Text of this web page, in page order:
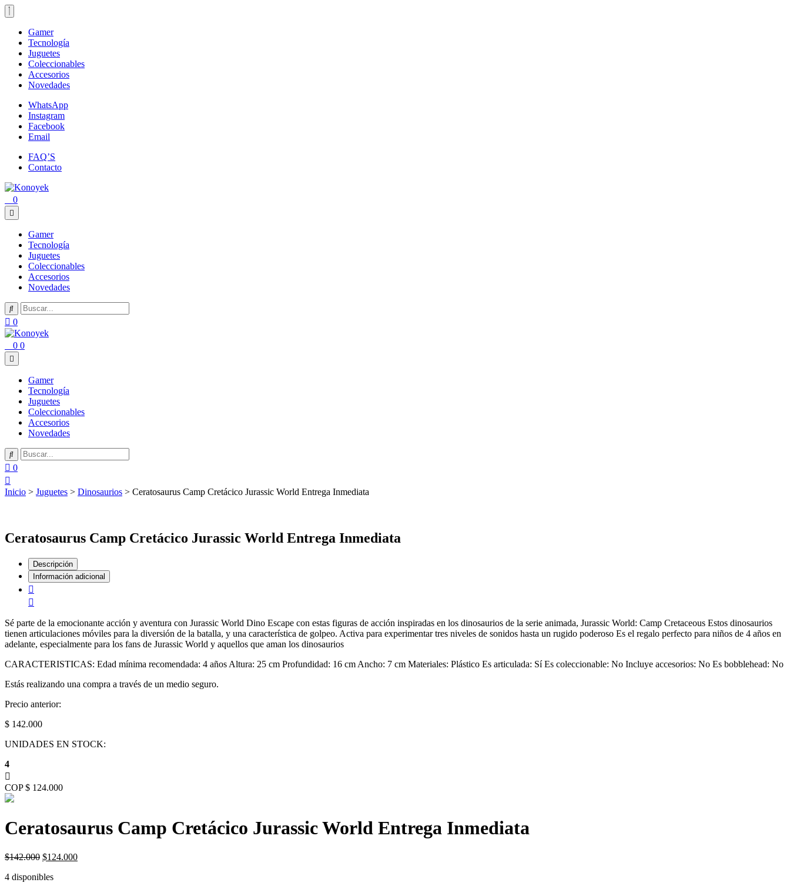
Loading...
Gamer
Tecnología
Juguetes
Coleccionables
Accesorios
Novedades
WhatsApp
Instagram
Facebook
Email
FAQ’S
Contacto
0
Gamer
Tecnología
Juguetes
Coleccionables
Accesorios
Novedades
0
0 0
Gamer
Tecnología
Juguetes
Coleccionables
Accesorios
Novedades
0
Inicio > Juguetes > Dinosaurios > Ceratosaurus Camp Cretácico Jurassic World Entrega Inmediata
Ceratosaurus Camp Cretácico Jurassic World Entrega Inmediata
Descripción
Información adicional
Sé parte de la emocionante acción y aventura con Jurassic World Dino Escape con estas figuras de acción inspiradas en los dinosaurios de la serie animada, Jurassic World: Camp Cretaceous Estos dinosaurios
tienen articulaciones móviles para la diversión de la batalla, y una característica de golpeo. Activa para experimentar tres niveles de sonidos hasta un rugido poderoso Es el regalo perfecto para niños de 4 años en
adelante, especialmente para los fans de Jurassic World y aquellos que aman los dinosaurios
CARACTERISTICAS: Edad mínima recomendada: 4 años Altura: 25 cm Profundidad: 16 cm Ancho: 7 cm Materiales: Plástico Es articulada: Sí Es coleccionable: No Incluye accesorios: No Es bobblehead: No
Estás realizando una compra a través de un medio seguro.
Precio anterior:
$ 142.000
UNIDADES EN STOCK:
4
COP $ 124.000
Ceratosaurus Camp Cretácico Jurassic World Entrega Inmediata
$142.000 Original
was:
$124.000Current
4 disponibles